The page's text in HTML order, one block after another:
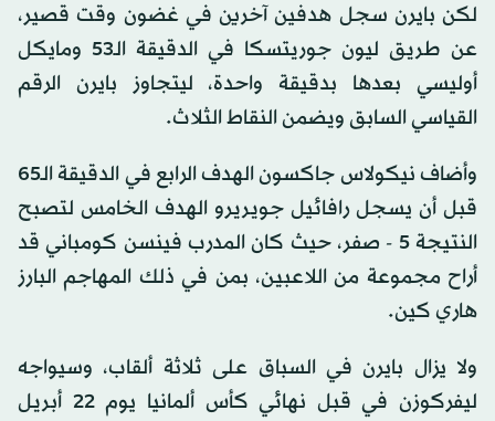
لكن بايرن سجل هدفين آخرين في غضون وقت قصير،
عن طريق ليون جوريتسكا في الدقيقة الـ53 ومايكل
أوليسي بعدها بدقيقة واحدة، ليتجاوز بايرن الرقم
القياسي السابق ويضمن النقاط الثلاث.
وأضاف نيكولاس جاكسون الهدف الرابع في الدقيقة الـ65
قبل أن يسجل رافائيل جويريرو الهدف الخامس لتصبح
النتيجة 5 - صفر، حيث كان المدرب فينسن كومباني قد
أراح مجموعة من اللاعبين، بمن في ذلك المهاجم البارز
هاري كين.
ولا يزال بايرن في السباق على ثلاثة ألقاب، وسيواجه
ليفركوزن في قبل نهائي كأس ألمانيا يوم 22 أبريل